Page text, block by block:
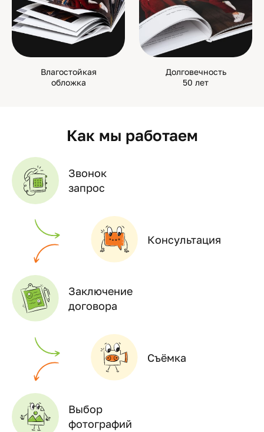
Влагостойкая
обложка
Долговечность
50 лет
Как мы работаем
Звонок
запрос
Консультация
Заключение
договора
Съёмка
Выбор
фотографий